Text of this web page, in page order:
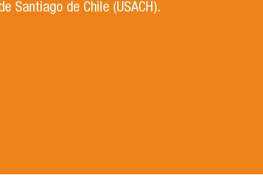
Santiago de Chile (USACH).